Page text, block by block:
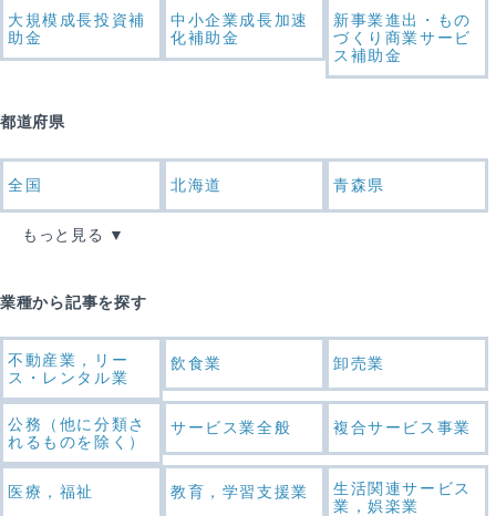
大規模成長投資補
助金
中小企業成長加速
化補助金
新事業進出・もの
づくり商業サービ
ス補助金
都道府県
全国 北海道 青森県
もっと見る
業種から記事を探す
不動産業，リー
ス・レンタル業
飲食業 卸売業
公務（他に分類さ
れるものを除く）
サービス業全般 複合サービス事業
医療，福祉 教育，学習支援業
生活関連サービス
業，娯楽業